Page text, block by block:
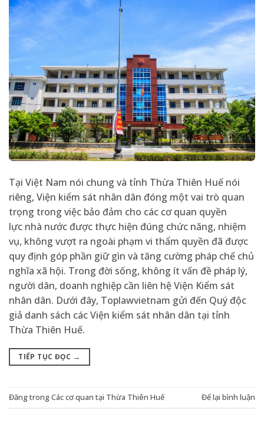
Tại Việt Nam nói chung và tỉnh Thừa Thiên Huế nói
riêng, Viện kiểm sát nhân dân đóng một vai trò quan
trọng trong việc bảo đảm cho các cơ quan quyền
lực nhà nước được thực hiện đúng chức năng, nhiệm
vụ, không vượt ra ngoài phạm vi thẩm quyền đã được
quy định góp phần giữ gìn và tăng cường pháp chế chủ
nghĩa xã hội. Trong đời sống, không ít vấn đề pháp lý,
người dân, doanh nghiệp cần liên hệ Viện Kiểm sát
nhân dân. Dưới đây, Toplawvietnam gửi đến Quý độc
giả danh sách các Viện kiểm sát nhân dân tại tỉnh
Thừa Thiên Huế.
TIẾP TỤC ĐỌC →
Đăng trongCác cơ quan tại Thừa Thiên Huế Để lại bình luận